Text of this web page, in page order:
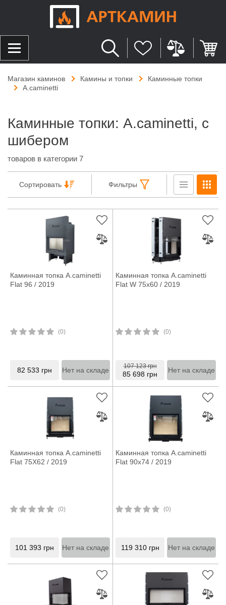
Магазин каминов Камины и топки
Каминные топки
A.caminetti
Каминные топки: A.caminetti, с
шибером
товаров в категории 7
Сортировать Фильтры
Каминная топка A.caminetti
Flat 96 / 2019
(0)
82 533 грн Нет на складе
Каминная топка A.caminetti
Flat W 75x60 / 2019
(0)
107 123грн
85 698 грн Нет на складе
Каминная топка A.caminetti
Flat 75X62 / 2019
(0)
101 393 грн Нет на складе
Каминная топка A.caminetti
Flat 90x74 / 2019
(0)
119 310 грн Нет на складе